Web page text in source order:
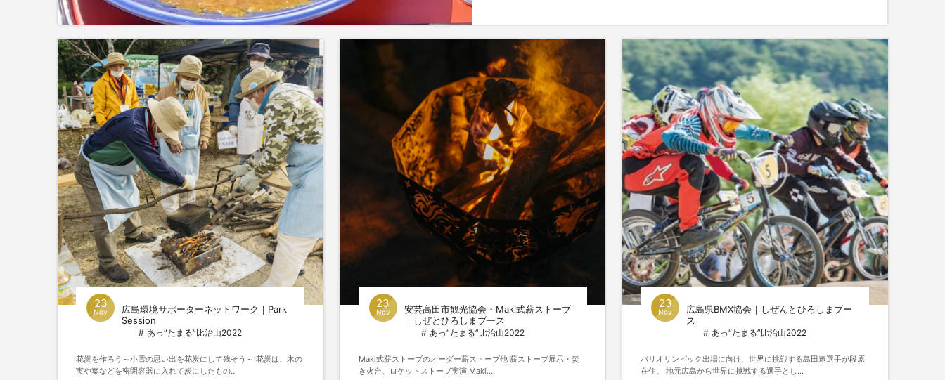
23
Nov
広島環境サポーターネットワーク｜Park
Session
あっ“たまる”比治山2022
花炭を作ろう～小雪の思い出を花炭にして残そう～ 花炭は、木の
実や葉などを密閉容器に入れて炭にしたもの...
23
Nov
安芸高田市観光協会・Maki式薪ストーブ
｜しぜとひろしまブース
あっ“たまる”比治山2022
Maki式薪ストーブのオーダー薪ストーブ他 薪ストーブ展示・焚
き火台、ロケットストーブ実演 Maki...
23
Nov
広島県BMX協会｜しぜんとひろしまブー
ス
あっ“たまる”比治山2022
パリオリンピック出場に向け、世界に挑戦する島田遼選手が段原
在住。 地元広島から世界に挑戦する選手とし...